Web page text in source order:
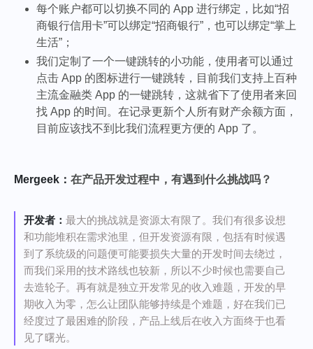
每个账户都可以切换不同的 App 进行绑定，比如“招
商银行信用卡”可以绑定“招商银行”，也可以绑定“掌上
生活”；
我们定制了一个一键跳转的小功能，使用者可以通过
点击 App 的图标进行一键跳转，目前我们支持上百种
主流金融类 App 的一键跳转，这就省下了使用者来回
找 App 的时间。在记录更新个人所有财产余额方面，
目前应该找不到比我们流程更方便的 App 了。
Mergeek： 在产品开发过程中，有遇到什么挑战吗？
开发者： 最大的挑战就是资源太有限了。我们有很多设想
和功能堆积在需求池里，但开发资源有限，包括有时候遇
到了系统级的问题便可能要损失大量的开发时间去绕过，
而我们采用的技术路线也较新，所以不少时候也需要自己
去造轮子。再有就是独立开发常见的收入难题，开发的早
期收入为零，怎么让团队能够持续是个难题，好在我们已
经度过了最困难的阶段，产品上线后在收入方面终于也看
见了曙光。